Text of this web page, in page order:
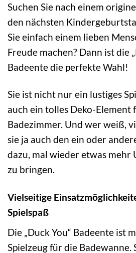
Suchen Sie nach einem
den nächsten
Sie einfach einem lieben
Freude machen? Dann ist die
Badeente die perfekte Wahl!
Sie ist nicht nur ein lustiges
auch ein tolles Deko-Element
Badezimmer. Und wer weiß,
sie ja auch den ein oder
dazu, mal wieder etwas mehr
zu bringen.
Vielseitige
Spielspaß
Die „Duck You“ Badeente ist
Spielzeug für die Badewanne.